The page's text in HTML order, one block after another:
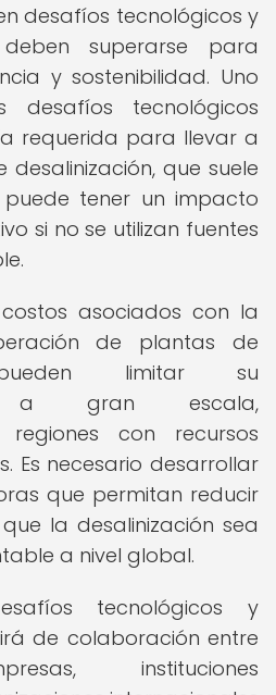
desafíos tecnológicos y
superarse para
y sostenibilidad. Uno
desafíos tecnológicos
requerida para llevar a
que suele
tener un impacto
si no se utilizan fuentes
asociados con la
de plantas de
pueden limitar su
a gran escala,
regiones con recursos
Es necesario desarrollar
que permitan reducir
la desalinización sea
a nivel global.
tecnológicos y
de colaboración entre
instituciones